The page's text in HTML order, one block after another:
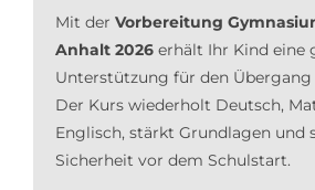
Mit der Vorbereitung
Anhalt 2026erhält Ihr Kind eine
Unterstützung für den Übergang
Der Kurs wiederholt Deutsch,
Englisch, stärkt Grundlagen und
Sicherheit vor dem Schulstart.